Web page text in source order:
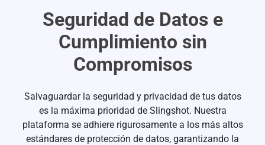
Seguridad de Datos e
Cumplimiento sin
Compromisos
Salvaguardar la seguridad y privacidad de tus datos
es la máxima prioridad de Slingshot. Nuestra
plataforma se adhiere rigurosamente a los más altos
estándares de protección de datos, garantizando la